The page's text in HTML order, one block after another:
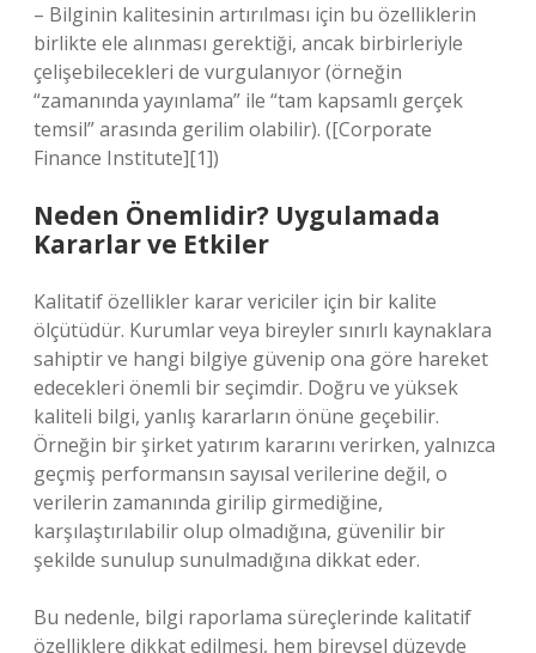
– Bilginin kalitesinin artırılması için bu özelliklerin
birlikte ele alınması gerektiği, ancak birbirleriyle
çelişebilecekleri de vurgulanıyor (örneğin
“zamanında yayınlama” ile “tam kapsamlı gerçek
temsil” arasında gerilim olabilir). ([Corporate
Finance Institute][1])
Neden Önemlidir? Uygulamada
Kararlar ve Etkiler
Kalitatif özellikler karar vericiler için bir kalite
ölçütüdür. Kurumlar veya bireyler sınırlı kaynaklara
sahiptir ve hangi bilgiye güvenip ona göre hareket
edecekleri önemli bir seçimdir. Doğru ve yüksek
kaliteli bilgi, yanlış kararların önüne geçebilir.
Örneğin bir şirket yatırım kararını verirken, yalnızca
geçmiş performansın sayısal verilerine değil, o
verilerin zamanında girilip girmediğine,
karşılaştırılabilir olup olmadığına, güvenilir bir
şekilde sunulup sunulmadığına dikkat eder.
Bu nedenle, bilgi raporlama süreçlerinde kalitatif
özelliklere dikkat edilmesi, hem bireysel düzeyde